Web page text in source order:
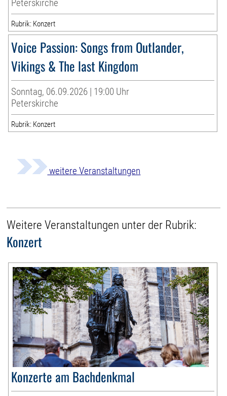
Peterskirche
Rubrik: Konzert
Voice Passion: Songs from Outlander,
Vikings & The last Kingdom
Sonntag, 06.09.2026 | 19:00 Uhr
Peterskirche
Rubrik: Konzert
weitere Veranstaltungen
Weitere Veranstaltungen unter der Rubrik:
Konzert
Konzerte am Bachdenkmal